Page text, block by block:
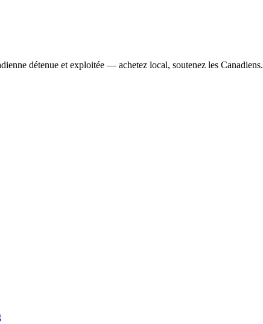
détenue et exploitée — achetez local, soutenez les Canadiens.